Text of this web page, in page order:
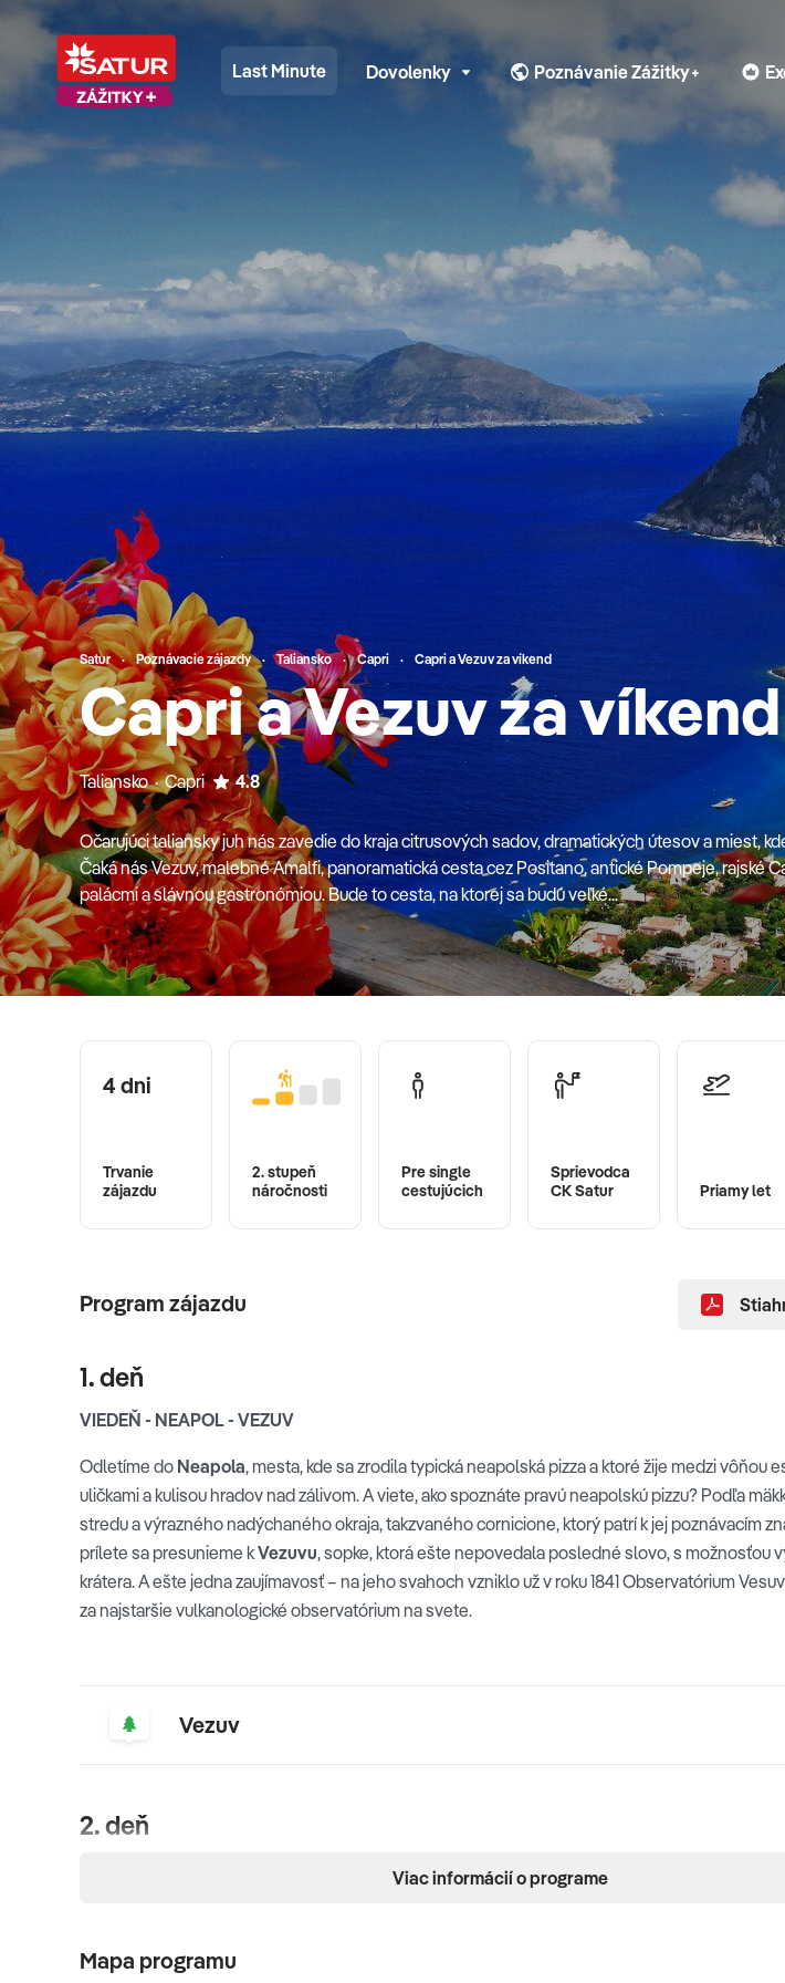
Last Minute Dovolenky Poznávanie Zážitky+
Satur Poznávacie zájazdy Taliansko Capri Capri a Vezuv za víkend
Capri a Vezuv za víkend
Taliansko · Capri 4.8
Očarujúci taliansky juh nás zavedie do kraja citrusových sadov, dramatických útesov a miest,
Čaká nás Vezuv, malebné Amalfi, panoramatická cesta cez Positano, antické Pompeje, rajské
palácmi a slávnou gastronómiou. Bude to cesta, na ktorej sa budú veľké...
4 dni
Trvanie
zájazdu
2. stupeň
náročnosti
Pre single
cestujúcich
Sprievodca
CK Satur
Priamy let
Program zájazdu
1. deň
VIEDEŇ - NEAPOL - VEZUV
Odletíme do Neapola, mesta, kde sa zrodila typická neapolská pizza a ktoré žije medzi vôňou
uličkami a kulisou hradov nad zálivom. A viete, ako spoznáte pravú neapolskú pizzu? Podľa
stredu a výrazného nadýchaného okraja, takzvaného cornicione, ktorý patrí k jej poznávacím
prílete sa presunieme kVezuvu, sopke, ktorá ešte nepovedala posledné slovo, s možnosťou
krátera. A ešte jedna zaujímavosť – na jeho svahoch vzniklo už v roku 1841 Observatórium
za najstaršie vulkanologické observatórium na svete.
Vezuv
2. deň
využil ako kulisu romantického filmu Under the Amalfi Sun. Dostaneme sa sem nádhernou
Viac informácií o programe
Mapa programu